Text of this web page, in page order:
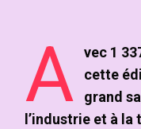
A
vec 1
cette
grand
l’industrie et à